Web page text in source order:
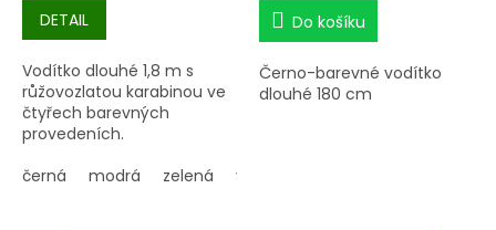
DETAIL
Vodítko dlouhé 1,8 m s
růžovozlatou karabinou ve
čtyřech barevných
provedeních.
černá
modrá zelená vínová
Do košíku
Černo-barevné vodítko
dlouhé 180 cm